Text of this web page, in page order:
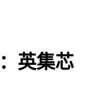
英集芯